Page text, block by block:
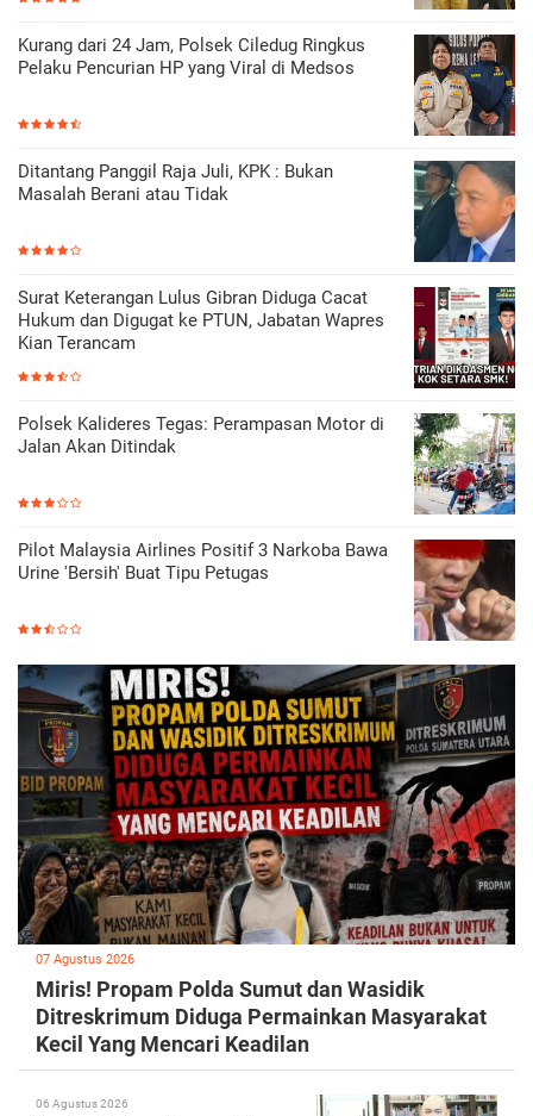
Kurang dari 24 Jam, Polsek Ciledug Ringkus
Pelaku Pencurian HP yang Viral di Medsos
Ditantang Panggil Raja Juli, KPK : Bukan
Masalah Berani atau Tidak
Surat Keterangan Lulus Gibran Diduga Cacat
Hukum dan Digugat ke PTUN, Jabatan Wapres
Kian Terancam
Polsek Kalideres Tegas: Perampasan Motor di
Jalan Akan Ditindak
Pilot Malaysia Airlines Positif 3 Narkoba Bawa
Urine 'Bersih' Buat Tipu Petugas
07 Agustus 2026
Miris! Propam Polda Sumut dan Wasidik
Ditreskrimum Diduga Permainkan Masyarakat
Kecil Yang Mencari Keadilan
06 Agustus 2026